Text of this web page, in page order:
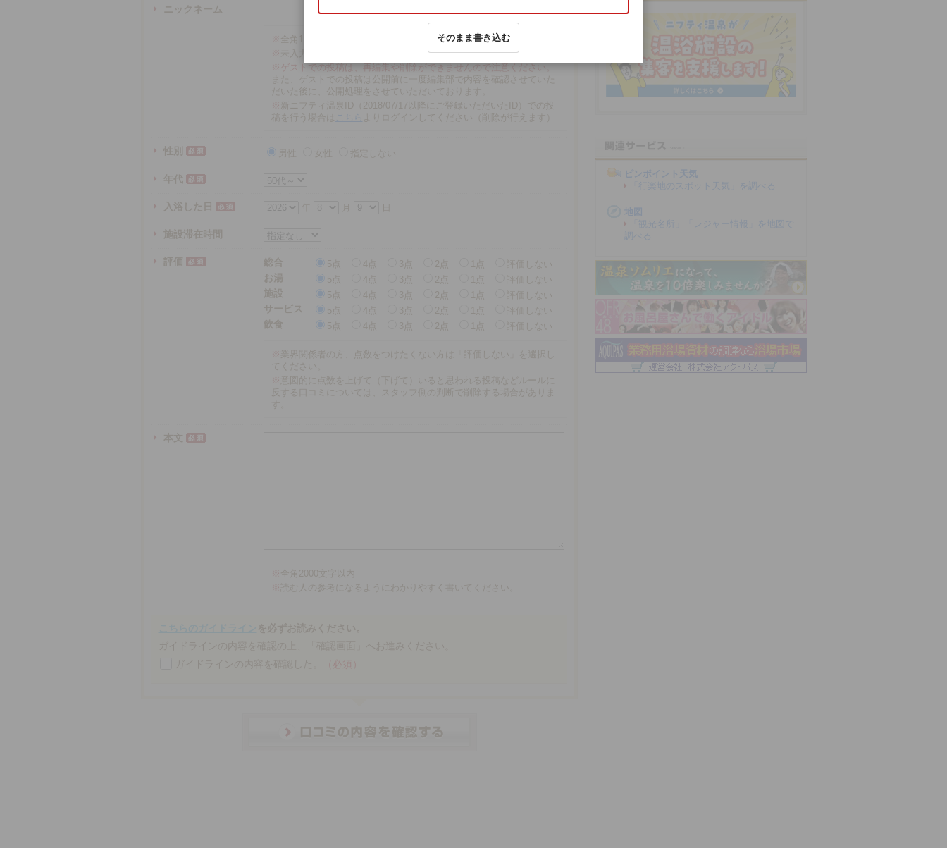
ニックネーム
※ 全角16文字以内
※ 未入力の場合、匿名で投稿されます。
※ゲストでの投稿は、再編集や削除ができませんので注意ください。
また、ゲストでの投稿は公開前に一度編集部で内容を確認させていた
だいた後に、公開処理をさせていただいております。
※ 新ニフティ温泉ID（2018/07/17以降にご登録いただいたID）での投
稿を行う場合は
こちら よりログインしてください（削除が行えます）
性別 男性 女性 指定しない
年代
入浴した日 年
施設滞在時間
評価 総合 5点 3点 2点 1点
評価しない
お湯
5点 3点 2点 1点
評価しない
施設
5点 3点 2点 1点
評価しない
サービス
5点 3点 2点 1点
評価しない
飲食
5点 3点 2点 1点 評価しない
※ 業界関係者の方、点数をつけたくない方は「評価しない」を選択し
てください。
※ 意図的に点数を上げて（下げて）いると思われる投稿などルールに
反する口コミについては、スタッフ側の判断で削除する場合がありま
本文
※ 全角2000文字以内
※ 読む人の参考になるようにわかりやすく書いてください。
（必須）
ピンポイント天気
「行楽地のスポット天気」を調べる
地図
「観光名所」「レジャー情報」を地図で
調べる
そのまま書き込む